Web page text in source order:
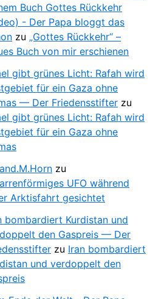
Buch Gottes Rückkehr
- Der Papa bloggt das
zu „Gottes Rückkehr“ –
Buch von mir erschienen
gibt grünes Licht: Rafah wird
für ein Gaza ohne
— Der Friedensstifter zu
gibt grünes Licht: Rafah wird
für ein Gaza ohne
zu
UFO während
Arktisfahrt gesichtet
bombardiert Kurdistan und
den Gaspreis — Der
zu Iran bombardiert
und verdoppelt den